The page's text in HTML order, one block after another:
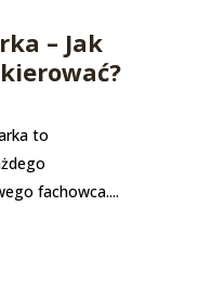
– Jak
to
fachowca....